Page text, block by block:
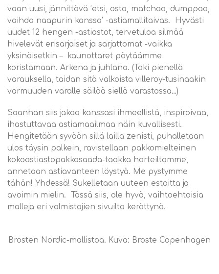
vaan uusi, jännittävä ’etsi, osta, matchaa, dumppaa,
vaihda naapurin kanssa’ -astiamallitaivas. Hyvästi
uudet 12 hengen -astiastot, tervetuloa silmää
hivelevät erisarjaiset ja sarjattomat -vaikka
yksinäisetkin – kaunottaret pöytäämme
koristamaan. Arkena ja juhlana. (Toki pienellä
varauksella, taidan sitä valkoista villeroy-tusinaakin
varmuuden varalle säilöä siellä varastossa…)
Saanhan siis jakaa kanssasi ihmeellistä, inspiroivaa,
ihastuttavaa astiamaailmaa näin kuvallisesti.
Hengitetään syvään sillä lailla zenisti, puhalletaan
ulos täysin palkein, ravistellaan pakkomielteinen
kokoastiastopakkosaada-taakka harteiltamme,
annetaan astiavanteen löystyä. Me pystymme
tähän! Yhdessä! Sukelletaan uuteen estoitta ja
avoimin mielin. Tässä siis, ole hyvä, vaihtoehtoisia
malleja eri valmistajien sivuilta kerättynä.
Brosten Nordic-mallistoa. Kuva: Broste Copenhagen